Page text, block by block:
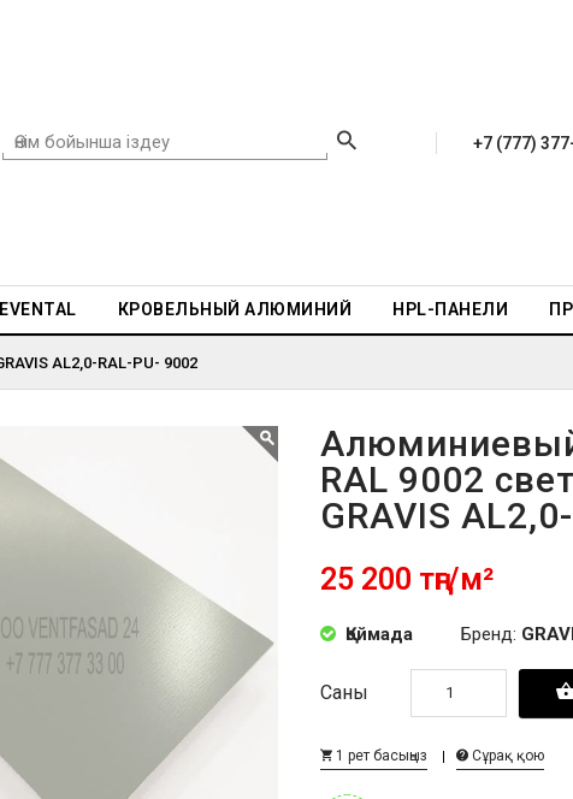
+7 (777)
КРОВЕЛЬНЫЙ АЛЮМИНИЙ HPL-ПАНЕЛИ
AL2,0-RAL-PU- 9002
RAL 9002
GRAVIS
25 200 тңг/м²
Қоймада Бренд:
Саны
1 рет басыңыз Сұрақ қою